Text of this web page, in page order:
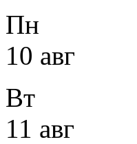
Пн
10 авг
Вт
11 авг